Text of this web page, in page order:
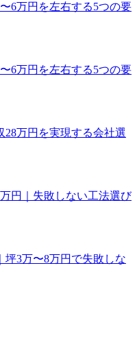
6万円を左右する5つの要
6万円を左右する5つの要
28万円を実現する会社選
円｜失敗しない工法選び
3万〜8万円で失敗しな